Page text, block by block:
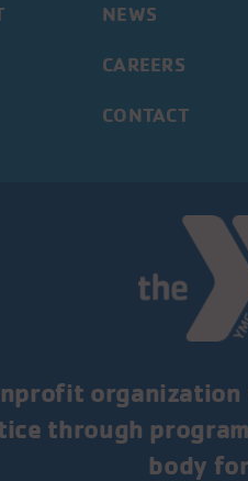
NEWS
CAREERS
CONTACT
through
body